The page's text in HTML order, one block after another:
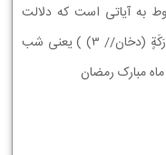
به آیاتی است که دلالت
دارد قرآن در یک شب (إِنَّا أَنْزَلْناهُ فِی لَیْلَةٍ مُبارَکَةٍ (دخان// 3) ) یعنی شب